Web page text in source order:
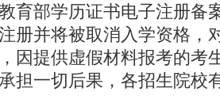
育部学历证书电子注册备
册并将被取消入学资格，
因提供虚假材料报考的考
担一切后果，各招生院校